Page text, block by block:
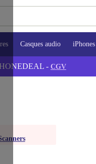
Casques audio iPhones
- CGV